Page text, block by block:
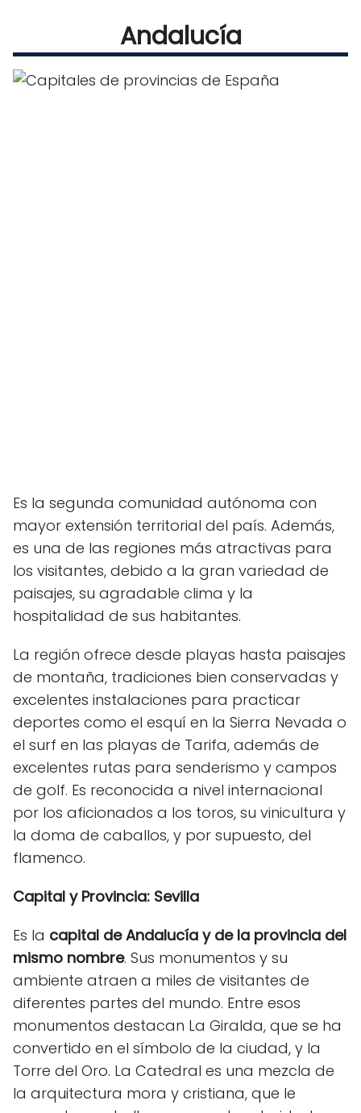
Andalucía
Es la segunda comunidad autónoma con
mayor extensión territorial del país. Además,
es una de las regiones más atractivas para
los visitantes, debido a la gran variedad de
paisajes, su agradable clima y la
hospitalidad de sus habitantes.
La región ofrece desde playas hasta paisajes
de montaña, tradiciones bien conservadas y
excelentes instalaciones para practicar
deportes como el esquí en la Sierra Nevada o
el surf en las playas de Tarifa, además de
excelentes rutas para senderismo y campos
de golf. Es reconocida a nivel internacional
por los aficionados a los toros, su vinicultura y
la doma de caballos, y por supuesto, del
flamenco.
Capital y Provincia: Sevilla
Es la capital de Andalucía y de la provincia del
mismo nombre. Sus monumentos y su
ambiente atraen a miles de visitantes de
diferentes partes del mundo. Entre esos
monumentos destacan La Giralda, que se ha
convertido en el símbolo de la ciudad, y la
Torre del Oro. La Catedral es una mezcla de
la arquitectura mora y cristiana, que le